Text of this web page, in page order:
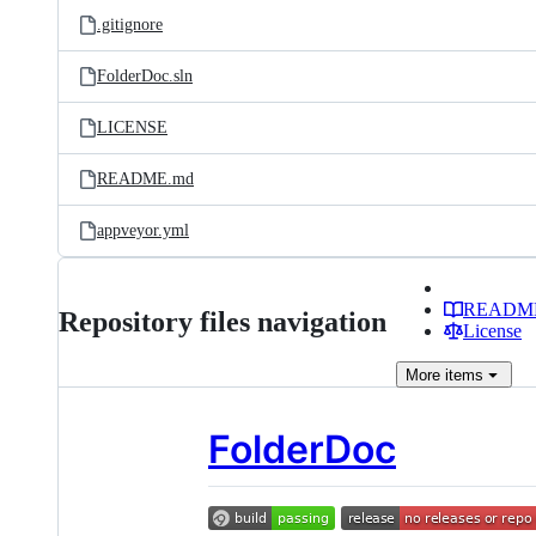
.gitignore
FolderDoc.sln
LICENSE
README.md
appveyor.yml
Repository files navigation
License
More items
FolderDoc